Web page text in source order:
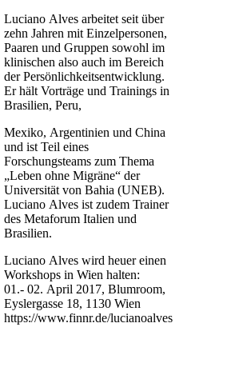
Luciano Alves arbeitet seit über
zehn Jahren mit Einzelpersonen,
Paaren und Gruppen sowohl im
klinischen also auch im Bereich
der Persönlichkeitsentwicklung.
Er hält Vorträge und Trainings in
Brasilien, Peru,
Mexiko, Argentinien und China
und ist Teil eines
Forschungsteams zum Thema
„Leben ohne Migräne“ der
Universität von Bahia (UNEB).
Luciano Alves ist zudem Trainer
des Metaforum Italien und
Brasilien.
Luciano Alves wird heuer einen
Workshops in Wien halten:
01.- 02. April 2017, Blumroom,
Eyslergasse 18, 1130 Wien
https://www.finnr.de/lucianoalves